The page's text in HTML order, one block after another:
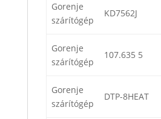
Gorenje
szárítógép
KD7562J
Gorenje
szárítógép
107.635 5
Gorenje
szárítógép
DTP-8HEAT